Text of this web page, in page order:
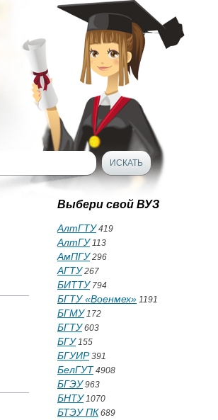
Выбери свой ВУЗ
АлтГТУ419
АлтГУ113
АмПГУ296
АГТУ267
БИТТУ794
БГТУ «Военмех» 1191
БГМУ172
БГТУ603
БГУ155
БГУИР391
БелГУТ 4908
БГЭУ963
БНТУ1070
БТЭУ ПК 689